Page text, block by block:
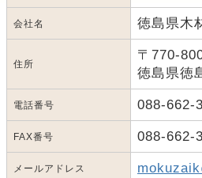
会社名 徳島県木
住所
〒770-
徳島県徳
電話番号 088-662-
FAX番号 088-662-
メールアドレス